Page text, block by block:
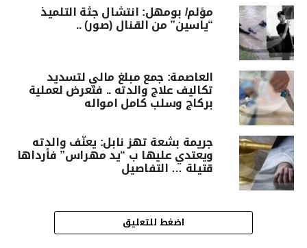
مؤلم/ بومهل: انتشال جثة التلميذ
“ياسين” من القنال (صور) ..
العاصمة: جمع مبلغ مالي لتسديد
تكاليف علاج والدته .. فتعرض لعملية
بركاج وسلب كامل امواله
جريمة بشعة تهز نابل: يعنّف والدته
ويعتدي عليها ب “يد مهراس” فأرداها
قتيلة … التفاصيل
اضغط للتعليق